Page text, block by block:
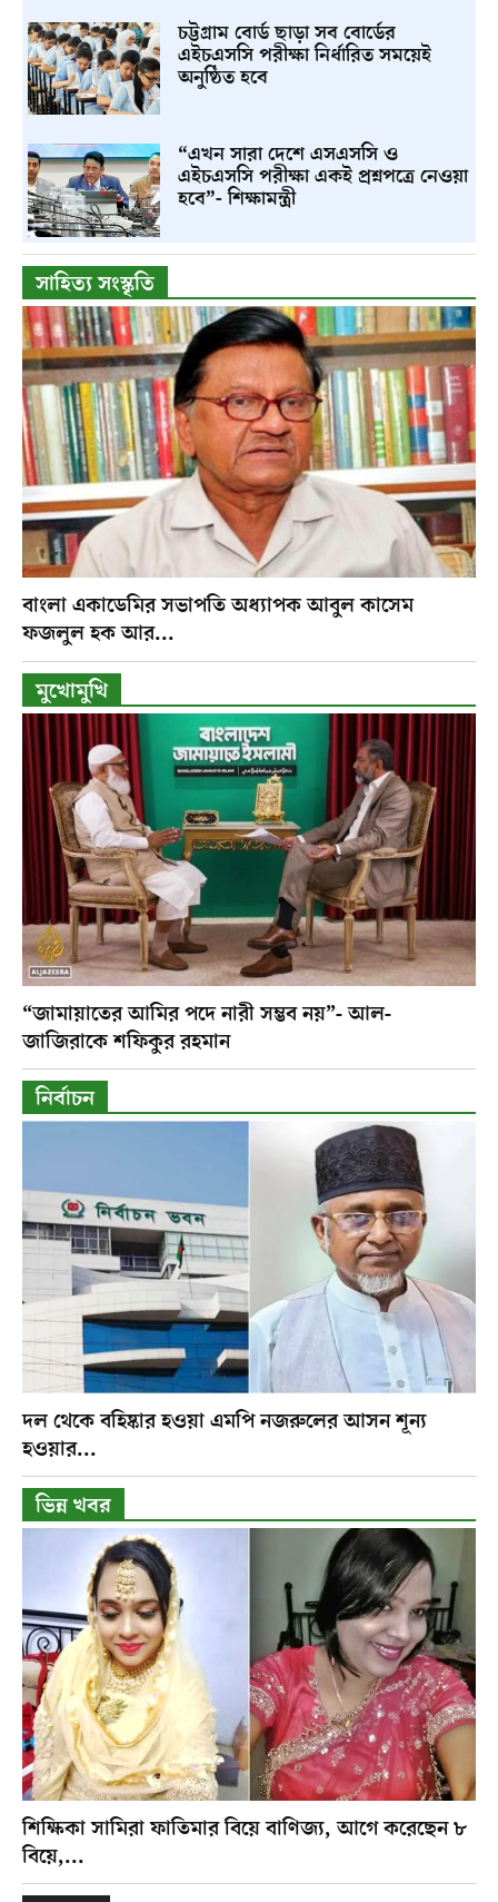
চট্টগ্রাম বোর্ড ছাড়া সব বোর্ডের
এইচএসসি পরীক্ষা নির্ধারিত সময়েই
অনুষ্ঠিত হবে
“এখন সারা দেশে এসএসসি ও
এইচএসসি পরীক্ষা একই প্রশ্নপত্রে নেওয়া
হবে”- শিক্ষামন্ত্রী
সাহিত্য সংস্কৃতি
বাংলা একাডেমির সভাপতি অধ্যাপক আবুল কাসেম
ফজলুল হক আর...
মুখোমুখি
“জামায়াতের আমির পদে নারী সম্ভব নয়”- আল-
জাজিরাকে শফিকুর রহমান
নির্বাচন
দল থেকে বহিষ্কার হওয়া এমপি নজরুলের আসন শূন্য
হওয়ার...
ভিন্ন খবর
শিক্ষিকা সামিরা ফাতিমার বিয়ে বাণিজ্য, আগে করেছেন ৮
বিয়ে,...